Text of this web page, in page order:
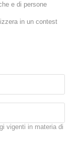
e di persone
in un contest
vigenti in materia di